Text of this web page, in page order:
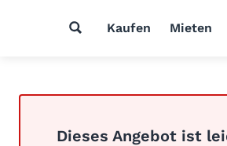
Kaufen Mieten
Dieses Angebot ist